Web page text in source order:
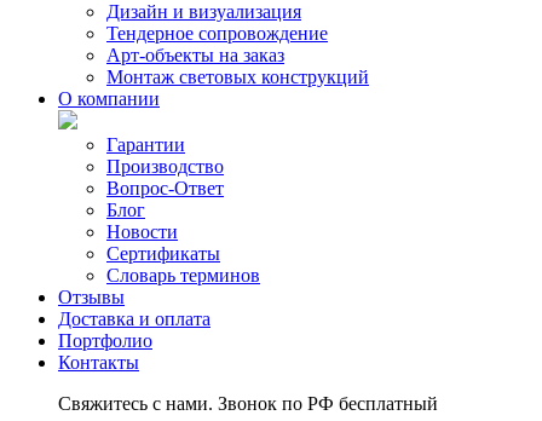
Дизайн и визуализация
Тендерное сопровождение
Арт-объекты на заказ
Монтаж световых конструкций
О компании
Гарантии
Производство
Вопрос-Ответ
Блог
Новости
Сертификаты
Словарь терминов
Отзывы
Доставка и оплата
Портфолио
Контакты
Свяжитесь с нами. Звонок по РФ бесплатный